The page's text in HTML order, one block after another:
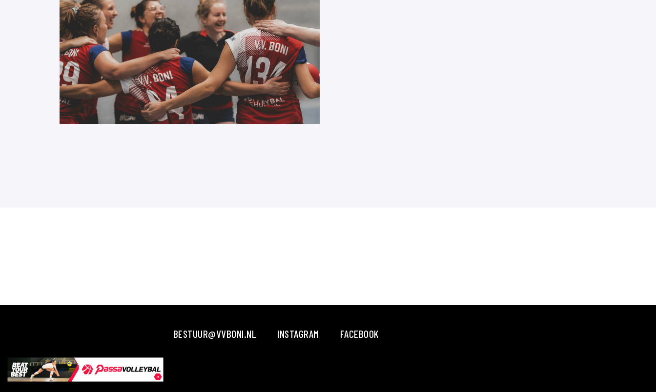
BESTUUR@VVBONI.NL INSTAGRAM FACEBOOK